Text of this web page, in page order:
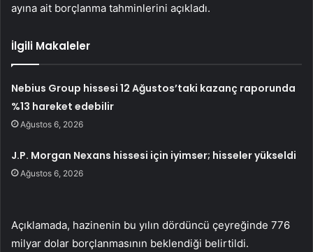
ayına ait borçlanma tahminlerini açıkladı.
İlgili Makaleler
Nebius Group hissesi 12 Ağustos’taki kazanç raporunda
%13 hareket edebilir
Ağustos 6, 2026
J.P. Morgan Nexans hissesi için iyimser; hisseler yükseldi
Ağustos 6, 2026
Açıklamada, hazinenin bu yılın dördüncü çeyreğinde 776
milyar dolar borçlanmasının beklendiği belirtildi.